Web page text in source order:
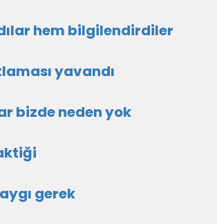
hem bilgilendirdiler
yavandı
bizde neden yok
gerek